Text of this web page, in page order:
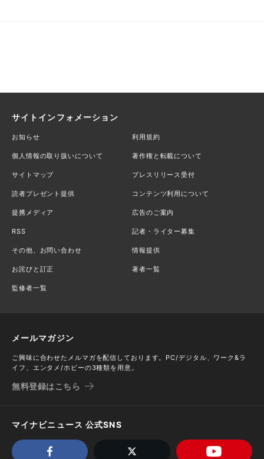
サイトインフォメーション
お知らせ 利用規約
個人情報の取り扱いについて 著作権と転載について
サイトマップ プレスリリース受付
読者プレゼント提供 コンテンツ利用について
提携メディア 広告のご案内
RSS 記者・ライター募集
その他、お問い合わせ 情報提供
お詫びと訂正 著者一覧
監修者一覧
メールマガジン
ご興味に合わせたメルマガを配信しております。PC/デジタル、ワーク&ラ
イフ、エンタメ/ホビーの3種類を用意。
無料登録はこちら
マイナビニュース 公式SNS